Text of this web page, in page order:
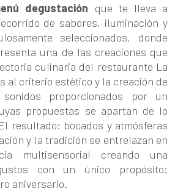
degustación que te lleva a
de sabores, iluminación y
seleccionados, donde
una de las creaciones que
culinaria del restaurante La
al criterio estético y la creación de
proporcionados por un
propuestas se apartan de lo
resultado: bocados y atmósferas
y la tradición se entrelazan en
multisensorial creando una
con un único propósito:
aniversario.